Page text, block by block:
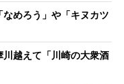
なめろう」や「キヌカツ
川越えて「川崎の大衆酒